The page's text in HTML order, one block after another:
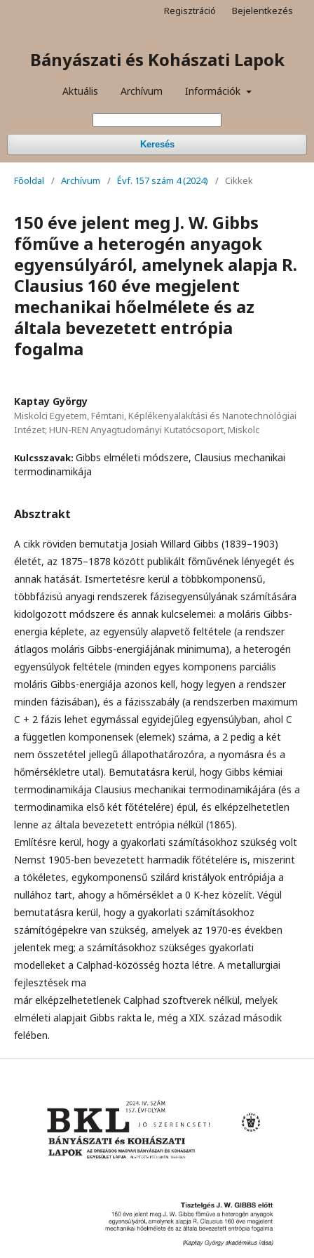
Bányászati és Kohászati Lapok
Aktuális Archívum Információk
Keresés
Regisztráció Bejelentkezés
Főoldal / Archívum / Évf. 157 szám 4 (2024) / Cikkek
150 éve jelent meg J. W. Gibbs
főműve a heterogén anyagok
egyensúlyáról, amelynek alapja R.
Clausius 160 éve megjelent
mechanikai hőelmélete és az
általa bevezetett entrópia
fogalma
Kaptay György
Miskolci Egyetem, Fémtani, Képlékenyalakítási és Nanotechnológiai
Intézet; HUN-REN Anyagtudományi Kutatócsoport, Miskolc
Kulcsszavak: Gibbs elméleti módszere, Clausius mechanikai
termodinamikája
Absztrakt
A cikk röviden bemutatja Josiah Willard Gibbs (1839–1903)
életét, az 1875–1878 között publikált főművének lényegét és
annak hatását. Ismertetésre kerül a többkomponensű,
többfázisú anyagi rendszerek fázisegyensúlyának számítására
kidolgozott módszere és annak kulcselemei: a moláris Gibbs-
energia képlete, az egyensúly alapvető feltétele (a rendszer
átlagos moláris Gibbs-energiájának minimuma), a heterogén
egyensúlyok feltétele (minden egyes komponens parciális
moláris Gibbs-energiája azonos kell, hogy legyen a rendszer
minden fázisában), és a fázisszabály (a rendszerben maximum
C + 2 fázis lehet egymással egyidejűleg egyensúlyban, ahol C
a független komponensek (elemek) száma, a 2 pedig a két
nem összetétel jellegű állapothatározóra, a nyomásra és a
hőmérsékletre utal). Bemutatásra kerül, hogy Gibbs kémiai
termodinamikája Clausius mechanikai termodinamikájára (és a
termodinamika első két főtételére) épül, és elképzelhetetlen
lenne az általa bevezetett entrópia nélkül (1865).
Említésre kerül, hogy a gyakorlati számításokhoz szükség volt
Nernst 1905-ben bevezetett harmadik főtételére is, miszerint
a tökéletes, egykomponensű szilárd kristályok entrópiája a
nullához tart, ahogy a hőmérséklet a 0 K-hez közelít. Végül
bemutatásra kerül, hogy a gyakorlati számításokhoz
számítógépekre van szükség, amelyek az 1970-es években
jelentek meg; a számításokhoz szükséges gyakorlati
modelleket a Calphad-közösség hozta létre. A metallurgiai
fejlesztések ma
már elképzelhetetlenek Calphad szoftverek nélkül, melyek
elméleti alapjait Gibbs rakta le, még a XIX. század második
felében.